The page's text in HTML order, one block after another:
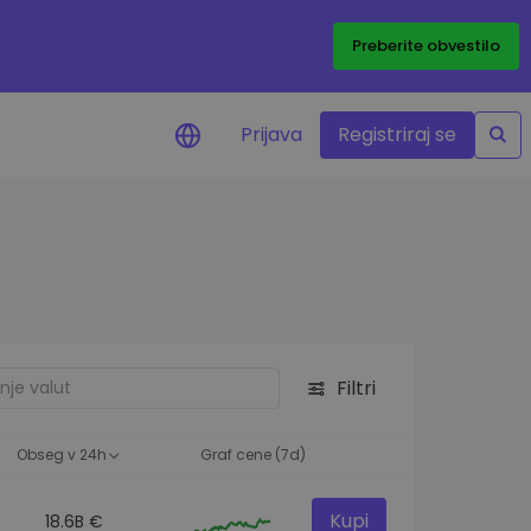
Preberite obvestilo
Prijava Registriraj se
Filtri
Obseg v 24h Graf cene (7d)
18.6B € Kupi